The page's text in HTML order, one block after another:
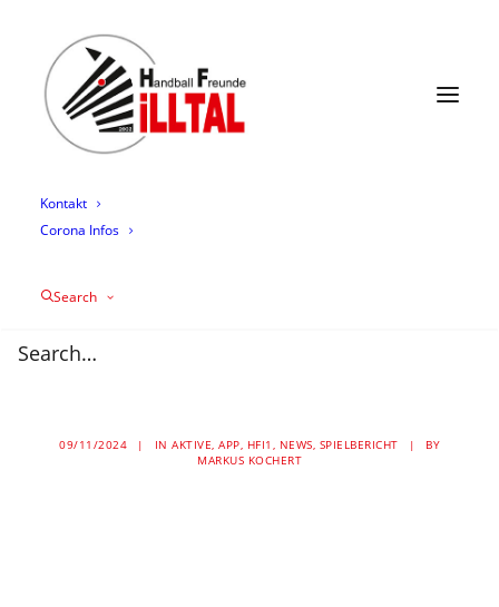
Termine
Mannschaften
Trainingszeiten
Mediathek
Über uns
Kontakt
Corona Infos
Search
wichtigem Heimsieg
09/11/2024 | IN AKTIVE, APP, HFI1 , NEWS, SPIELBERICHT |
BY
MARKUS KOCHERT